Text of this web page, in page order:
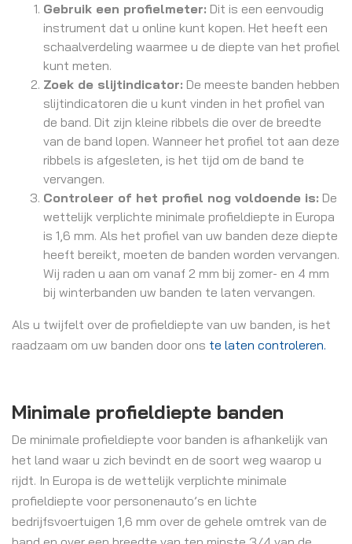
Gebruik een profielmeter: Dit is een eenvoudig
instrument dat u online kunt kopen. Het heeft een
schaalverdeling waarmee u de diepte van het profiel
kunt meten.
Zoek de slijtindicator: De meeste banden hebben
slijtindicatoren die u kunt vinden in het profiel van
de band. Dit zijn kleine ribbels die over de breedte
van de band lopen. Wanneer het profiel tot aan deze
ribbels is afgesleten, is het tijd om de band te
vervangen.
Controleer of het profiel nog voldoende is: De
wettelijk verplichte minimale profieldiepte in Europa
is 1,6 mm. Als het profiel van uw banden deze diepte
heeft bereikt, moeten de banden worden vervangen.
Wij raden u aan om vanaf 2 mm bij zomer- en 4 mm
bij winterbanden uw banden te laten vervangen.
Als u twijfelt over de profieldiepte van uw banden, is het
raadzaam om uw banden door ons te laten controleren.
Minimale profieldiepte banden
De minimale profieldiepte voor banden is afhankelijk van
het land waar u zich bevindt en de soort weg waarop u
rijdt. In Europa is de wettelijk verplichte minimale
profieldiepte voor personenauto’s en lichte
bedrijfsvoertuigen 1,6 mm over de gehele omtrek van de